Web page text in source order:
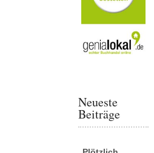
Neueste
Beiträge